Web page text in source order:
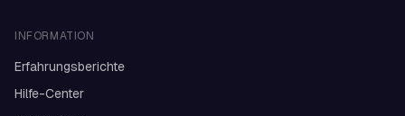
INFORMATION
Erfahrungsberichte
Hilfe-Center